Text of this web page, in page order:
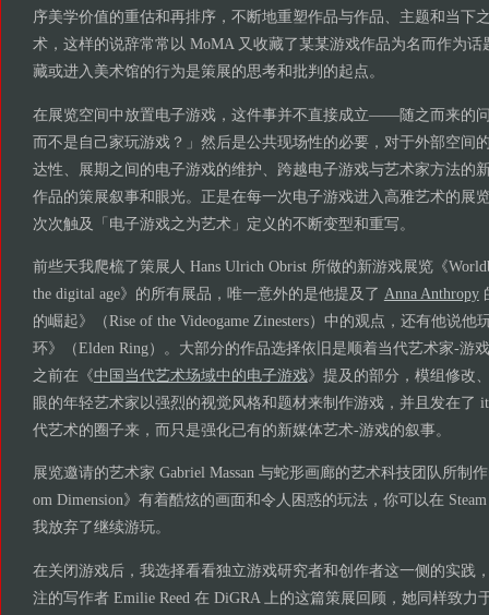
序美学价值的重估和再排序，不断地重塑作品与作品、主题和当下
术，这样的说辞常常以 MoMA 又收藏了某某游戏作品为名而作为话
藏或进入美术馆的行为是策展的思考和批判的起点。
在展览空间中放置电子游戏，这件事并不直接成立——随之而来的
而不是自己家玩游戏？」然后是公共现场性的必要，对于外部空间
达性、展期之间的电子游戏的维护、跨越电子游戏与艺术家方法的
作品的策展叙事和眼光。正是在每一次电子游戏进入高雅艺术的展
次次触及「电子游戏之为艺术」定义的不断变型和重写。
前些天我爬梳了策展人 Hans Ulrich Obrist 所做的新游戏展览《
the digital age》的所有展品，唯一意外的是他提及了 Anna Anthropy
的崛起》（Rise of the Videogame Zinesters）中的观点，还有他说
环》（Elden Ring）。大部分的作品选择依旧是顺着当代艺术家-游
之前在《中国当代艺术场域中的电子游戏》提及的部分，模组修改
眼的年轻艺术家以强烈的视觉风格和题材来制作游戏，并且发在了
代艺术的圈子来，而只是强化已有的新媒体艺术-游戏的叙事。
展览邀请的艺术家 Gabriel Massan 与蛇形画廊的艺术科技团队所制
om Dimension》有着酷炫的画面和令人困惑的玩法，你可以在
我放弃了继续游玩。
在关闭游戏后，我选择看看独立游戏研究者和创作者这一侧的实践
注的写作者 Emilie Reed 在 DiGRA 上的这篇策展回顾，她同样致力